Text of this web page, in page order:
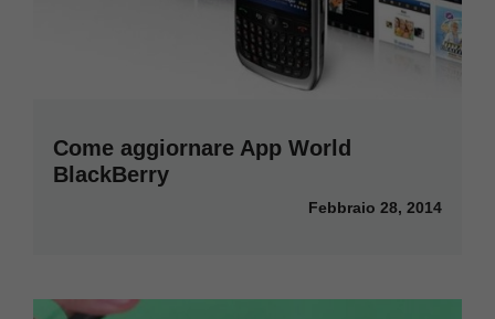
Come aggiornare App World
BlackBerry
Febbraio 28, 2014